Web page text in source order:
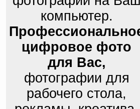
компьютер.
цифровое фото
для Вас,
фотографии для
рабочего стола,